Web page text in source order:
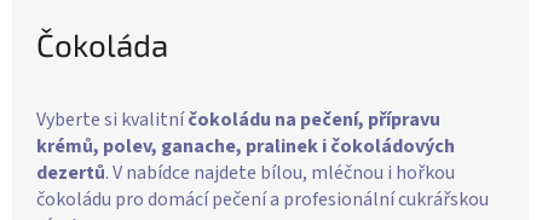
Čokoláda
Vyberte si kvalitníčokoládu na pečení, přípravu
krémů, polev, ganache, pralinek i čokoládových
dezertů. V nabídce najdete bílou, mléčnou i hořkou
čokoládu pro domácí pečení a profesionální cukrářskou